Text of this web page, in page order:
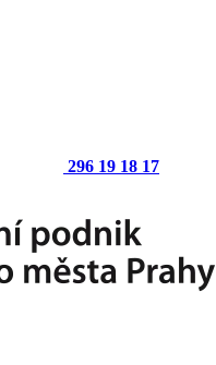
296 19 18 17